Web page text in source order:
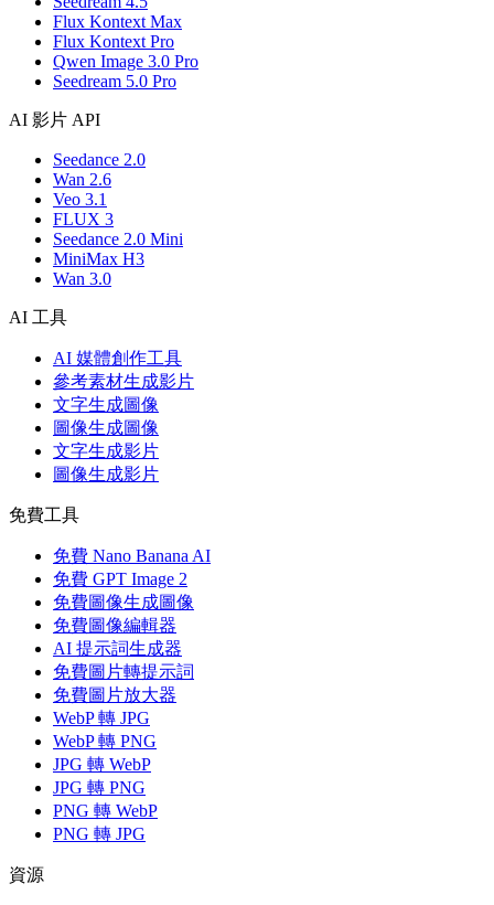
Flux Kontext Max
Flux Kontext Pro
Qwen Image 3.0 Pro
Seedream 5.0 Pro
AI 影片 API
Seedance 2.0
Wan 2.6
Veo 3.1
FLUX 3
Seedance 2.0 Mini
MiniMax H3
Wan 3.0
AI 工具
AI 媒體創作工具
參考素材生成影片
文字生成圖像
圖像生成圖像
文字生成影片
圖像生成影片
免費工具
免費 Nano Banana AI
免費 GPT Image 2
免費圖像生成圖像
免費圖像編輯器
AI 提示詞生成器
免費圖片轉提示詞
免費圖片放大器
WebP 轉 JPG
WebP 轉 PNG
JPG 轉 WebP
JPG 轉 PNG
PNG 轉 WebP
PNG 轉 JPG
資源